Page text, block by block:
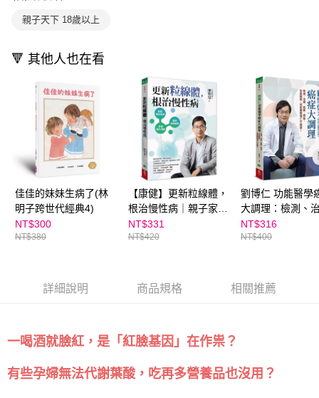
1.本服務係由「台灣大哥大股份有限公司」（以下簡稱本公司）所提供，讓
2.基於同意付款使用「大哥付你分期」之契約關係目的，商店將以您的個人
由本公司與您本人進行分期帳單所需資料之確認、核對及更正。
3.完整用戶服務條款，請詳閱以下連結：https://oppay.tw/userRule
※ 請注意：結帳手續完成當下不需立刻繳費，但若您需要取消訂單，請聯絡
※ 交易是否成功請以「AFTEE先享後付 」之結帳頁面顯示為準，若有關於
是否繳費成功／繳費後需取消欲退款等相關疑問，請聯繫「AFTEE先享後付
客戶支援中心」 https://netprotections.freshdesk.com/support/home
【注意事項】
１．透過由恩沛科技股份有限公司提供之「AFTEE先享後付」服務完成之交
易，需依本服務之必要範圍內提供個人資料，並將交易相關給付款項請求債
權轉讓予恩沛科技股份有限公司。
２．關於個人資料處理事宜，請瀏覽以下網址：
https://aftee.tw/terms/#terms3
３．未成年的使用者請事先徵得法定代理人或監護人之同意方可使用
「AFTEE先享後付」，若未經同意申辦者引起之損失，本公司不負相關責
任。
４．使用「AFTEE先享後付」時，將依據個別帳號之用戶狀況，依本公司即
時審查核予不同之上限額度；若仍有額度不足之情形，本公司將視審查結果
恩沛科技股份有限公司將有權停止該用戶之使用額度並採取法律行動。
國內宅配/郵寄 (不適用離島、海外及郵局i郵箱)
離島宅配（澎湖、金門、馬祖、小琉球；不適用於郵局i郵箱）
每筆NT$200
親子天下 18歲以上
🔻 其他人也在看
佳佳的妹妹生病了(林
明子跨世代經典4)
NT$300
NT$380
【康健】更新粒線體，
根治慢性病｜親子家庭
嚴選館
NT$331
NT$420
劉博仁 功能醫學
大調理：檢測、
營養、預後，全
照，促使腫瘤凋
NT$316
NT$400
詳細說明 商品規格 相關推薦
一喝酒就臉紅，是「紅臉基因」在作祟？
有些孕婦無法代謝葉酸，吃再多營養品也沒用？